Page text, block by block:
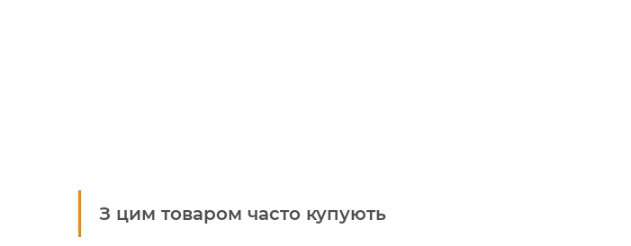
З цим товаром часто купують